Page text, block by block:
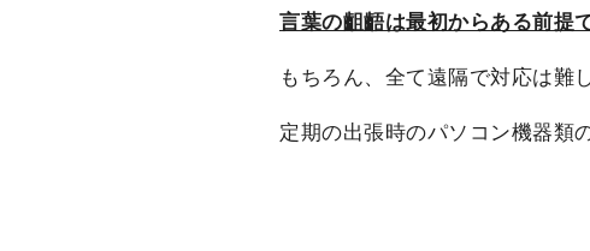
言葉の齟齬は最初からある前提
もちろん、全て遠隔で対応は難
定期の出張時のパソコン機器類